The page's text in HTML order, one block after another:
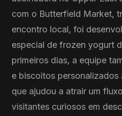
com o Butterfield Market,
encontro local, foi
especial de frozen yogurt
primeiros dias, a equipe
e biscoitos personalizados
que ajudou a atrair um
visitantes curiosos em